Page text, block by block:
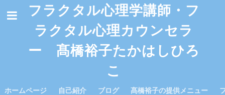
フラクタル心理学講師・フ
ラクタル心理カウンセラ
ー 髙橋裕子たかはしひろ
こ
ホームページ 自己紹介 ブログ 髙橋裕子の提供メニュー